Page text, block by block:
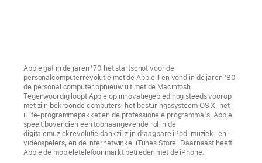
Apple gaf in de jaren '70 het startschot voor de
personalcomputerrevolutie met de Apple II en vond in de jaren '80
de personal computer opnieuw uit met de Macintosh.
Tegenwoordig loopt Apple op innovatiegebied nog steeds voorop
met zijn bekroonde computers, het besturingssysteem OS X, het
iLife-programmapakket en de professionele programma's. Apple
speelt bovendien een toonaangevende rol in de
digitalemuziekrevolutie dankzij zijn draagbare iPod-muziek- en -
videospelers, en de internetwinkel iTunes Store. Daarnaast heeft
Apple de mobieletelefoonmarkt betreden met de iPhone.